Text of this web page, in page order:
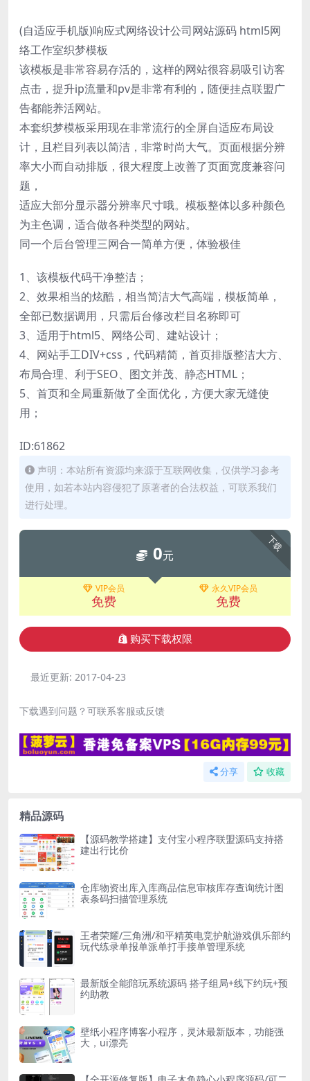
(自适应手机版)响应式网络设计公司网站源码 html5网
络工作室织梦模板
该模板是非常容易存活的，这样的网站很容易吸引访客
点击，提升ip流量和pv是非常有利的，随便挂点联盟广
告都能养活网站。
本套织梦模板采用现在非常流行的全屏自适应布局设
计，且栏目列表以简洁，非常时尚大气。页面根据分辨
率大小而自动排版，很大程度上改善了页面宽度兼容问
题，
适应大部分显示器分辨率尺寸哦。模板整体以多种颜色
为主色调，适合做各种类型的网站。
同一个后台管理三网合一简单方便，体验极佳
1、该模板代码干净整洁；
2、效果相当的炫酷，相当简洁大气高端，模板简单，
全部已数据调用，只需后台修改栏目名称即可
3、适用于html5、网络公司、建站设计；
4、网站手工DIV+css，代码精简，首页排版整洁大方、
布局合理、利于SEO、图文并茂、静态HTML；
5、首页和全局重新做了全面优化，方便大家无缝使
用；
ID:61862
声明：本站所有资源均来源于互联网收集，仅供学习参考
使用，如若本站内容侵犯了原著者的合法权益，可联系我们
进行处理。
下载
0元
VIP会员
免费
永久VIP会员
免费
购买下载权限
最近更新: 2017-04-23
下载遇到问题？可联系客服或反馈
分享 收藏
精品源码
【源码教学搭建】支付宝小程序联盟源码支持搭
建出行比价
仓库物资出库入库商品信息审核库存查询统计图
表条码扫描管理系统
王者荣耀/三角洲/和平精英电竞护航游戏俱乐部约
玩代练录单报单派单打手接单管理系统
最新版全能陪玩系统源码 搭子组局+线下约玩+预
约助教
壁纸小程序博客小程序，灵沐最新版本，功能强
大，ui漂亮